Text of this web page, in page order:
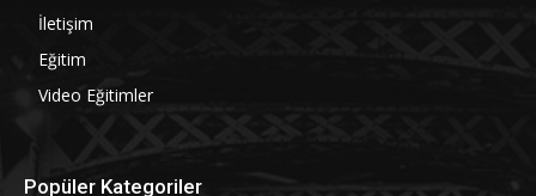
İletişim
Eğitim
Video Eğitimler
Popüler Kategoriler